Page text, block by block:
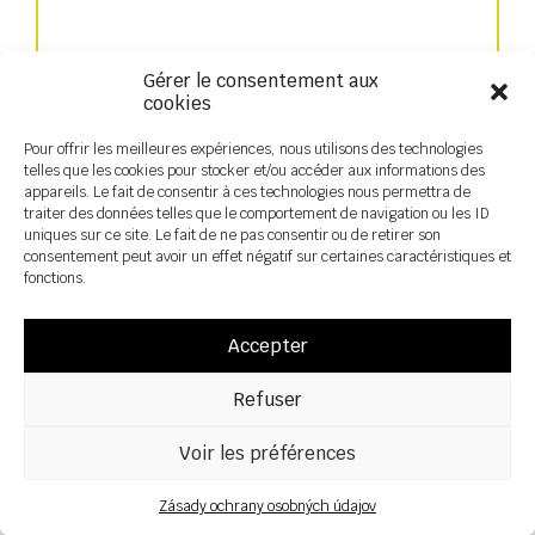
Gérer le consentement aux
cookies
Pour offrir les meilleures expériences, nous utilisons des technologies
telles que les cookies pour stocker et/ou accéder aux informations des
appareils. Le fait de consentir à ces technologies nous permettra de
traiter des données telles que le comportement de navigation ou les ID
uniques sur ce site. Le fait de ne pas consentir ou de retirer son
consentement peut avoir un effet négatif sur certaines caractéristiques et
fonctions.
Accepter
Refuser
Voir les préférences
Zásady ochrany osobných údajov
Rýchly výsev
Predný zásobník